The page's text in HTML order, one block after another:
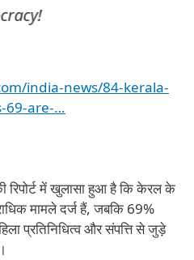
india-news/84-kerala-
69-are-…
में खुलासा हुआ है कि केरल के
मामले दर्ज हैं, जबकि 69%
प्रतिनिधित्व और संपत्ति से जुड़े